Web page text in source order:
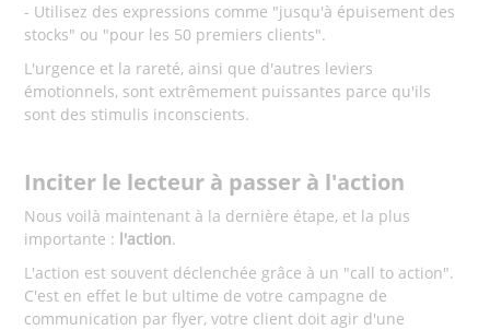
- Utilisez des expressions comme "jusqu'à épuisement des
stocks" ou "pour les 50 premiers clients".
L'urgence et la rareté, ainsi que d'autres leviers
émotionnels, sont extrêmement puissantes parce qu'ils
sont des stimulis inconscients.
Inciter le lecteur à passer à l'action
Nous voilà maintenant à la dernière étape, et la plus
importante : l'action.
L'action est souvent déclenchée grâce à un "call to action".
C'est en effet le but ultime de votre campagne de
communication par flyer, votre client doit agir d'une